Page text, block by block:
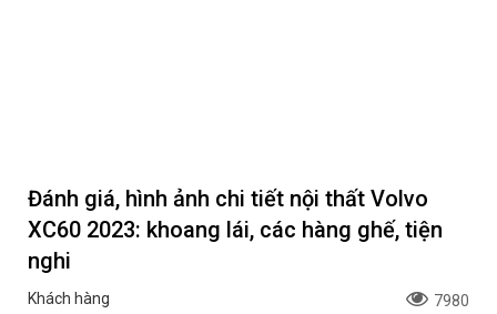
Đánh giá, hình ảnh chi tiết nội thất Volvo
XC60 2023: khoang lái, các hàng ghế, tiện
nghi
Khách hàng 7980